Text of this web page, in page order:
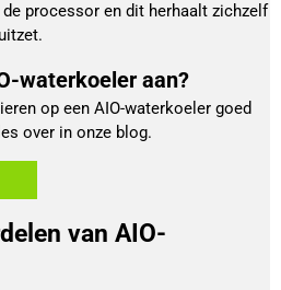
processor en dit herhaalt zichzelf
waterkoeler aan?
op een AIO-waterkoeler goed
over in onze blog.
van AIO-